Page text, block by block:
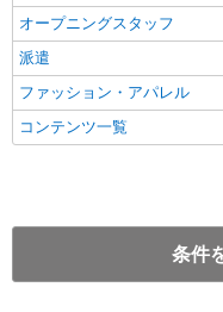
オープニングスタッフ
派遣
ファッション・アパレル
コンテンツ一覧
条件